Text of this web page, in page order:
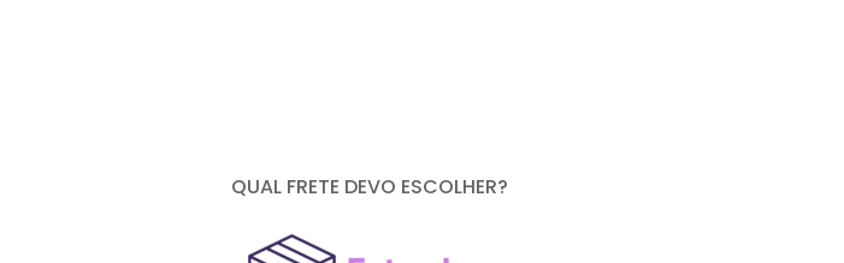
QUAL FRETE DEVO ESCOLHER?